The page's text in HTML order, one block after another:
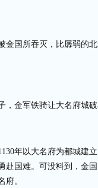
金国所吞灭，比孱弱的
，金军铁骑让大名府城破
年以大名府为都城建
赴国难。可没料到，金
府。